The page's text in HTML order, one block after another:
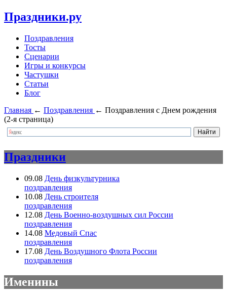
Праздники.ру
Поздравления
Тосты
Сценарии
Игры и конкурсы
Частушки
Статьи
Блог
Главная ← Поздравления ← Поздравления с Днем рождения
(2-я страница)
Праздники
09.08 День физкультурника
поздравления
10.08 День строителя
поздравления
12.08 День Военно-воздушных сил России
поздравления
14.08 Медовый Спас
поздравления
17.08 День Воздушного Флота России
поздравления
Именины